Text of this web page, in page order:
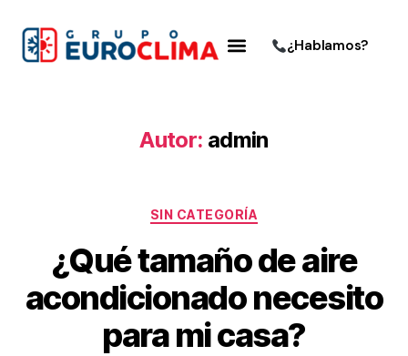
¿Hablamos?
Autor: admin
SIN CATEGORÍA
¿Qué tamaño de aire
acondicionado necesito
para mi casa?